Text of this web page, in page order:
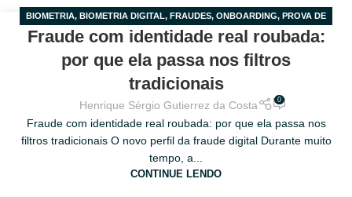
18
MAR
BIOMETRIA, BIOMETRIA DIGITAL, FRAUDES, ONBOARDING, PROVA DE
VIDA
Fraude com identidade real roubada:
por que ela passa nos filtros
tradicionais
Henrique Sérgio Gutierrez da Costa 0
Fraude com identidade real roubada: por que ela passa nos
filtros tradicionais O novo perfil da fraude digital Durante muito
tempo, a...
CONTINUE LENDO